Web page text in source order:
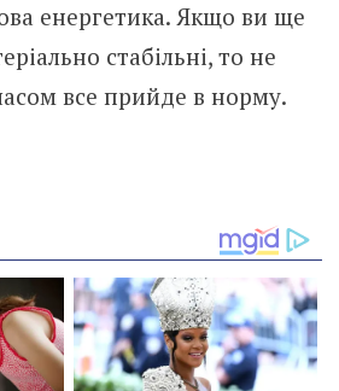
енергетика. Якщо ви ще
стабільні, то не
все прийде в норму.